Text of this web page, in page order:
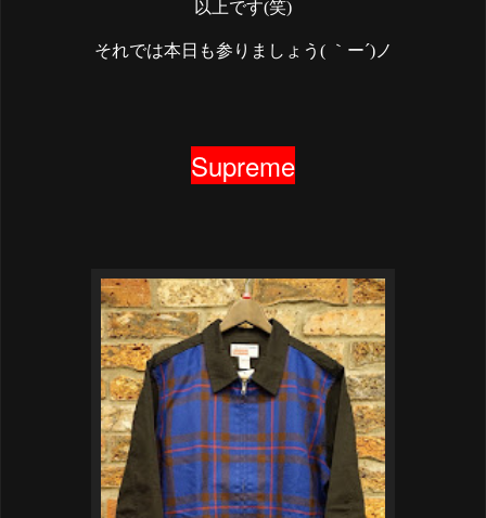
以上です(笑)
それでは本日も参りましょう( ｀ー´)ノ
Supreme